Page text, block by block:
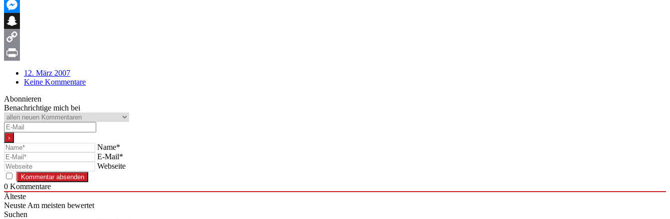
WhatsApp
Messenger
Snapchat
Copy
12. März 2007
Keine Kommentare
Abonnieren
Benachrichtige mich bei
Name*
E-Mail*
Webseite
0 Kommentare
Älteste
Neuste Am meisten bewertet
Suchen